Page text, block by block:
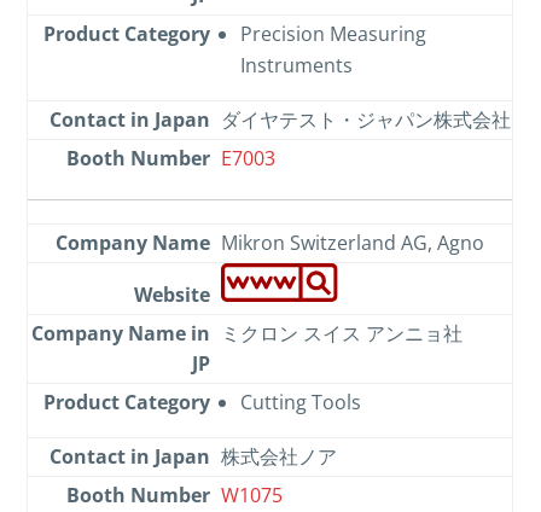
Precision Measuring
Instruments
ダイヤテスト・ジャパン株式会社
E7003
Mikron Switzerland AG, Agno
ミクロン スイス アンニョ社
Cutting Tools
株式会社ノア
W1075